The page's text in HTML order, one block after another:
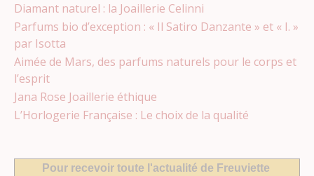
Diamant naturel : la Joaillerie Celinni
Parfums bio d’exception : « Il Satiro Danzante » et « I. »
par Isotta
Aimée de Mars, des parfums naturels pour le corps et
l’esprit
Jana Rose Joaillerie éthique
L’Horlogerie Française : Le choix de la qualité